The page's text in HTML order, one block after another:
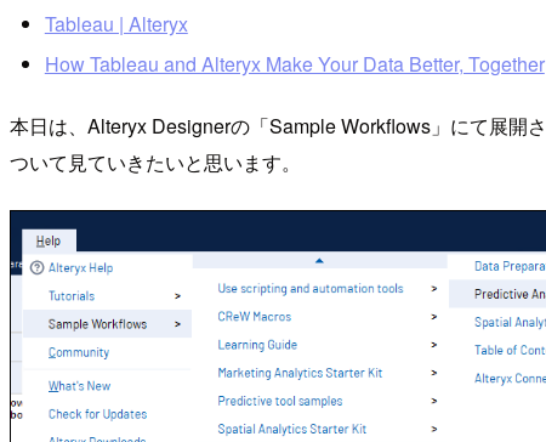
Tableau | Alteryx
How Tableau and Alteryx Make Your Data Better, Together
本日は、Alteryx Designerの「Sample Workflows」にて展開
ついて見ていきたいと思います。